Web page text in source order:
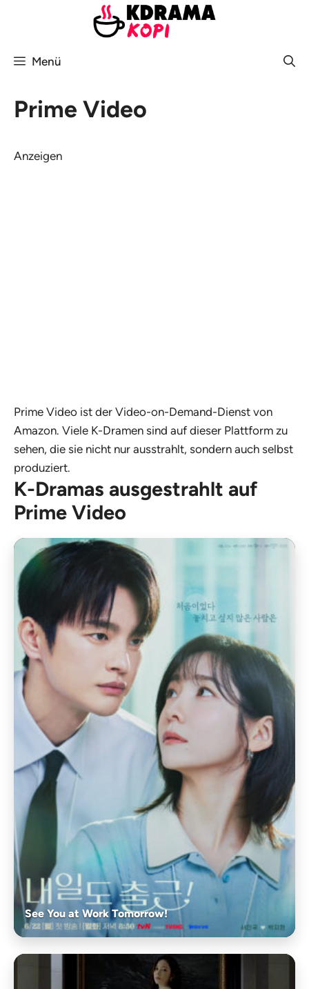
Menü
Prime Video
Anzeigen
Prime Video ist der Video-on-Demand-Dienst von
Amazon. Viele K-Dramen sind auf dieser Plattform zu
sehen, die sie nicht nur ausstrahlt, sondern auch selbst
produziert.
K-Dramas ausgestrahlt auf
Prime Video
See You at Work Tomorrow!